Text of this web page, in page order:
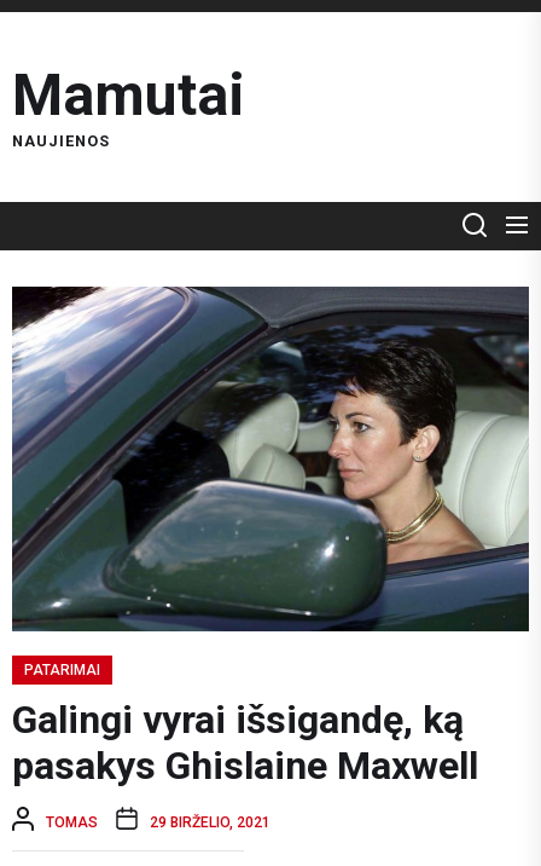
Skip
the
content
Mamutai
NAUJIENOS
PATARIMAI
Galingi vyrai išsigandę, ką
pasakys Ghislaine Maxwell
TOMAS 29 BIRŽELIO, 2021